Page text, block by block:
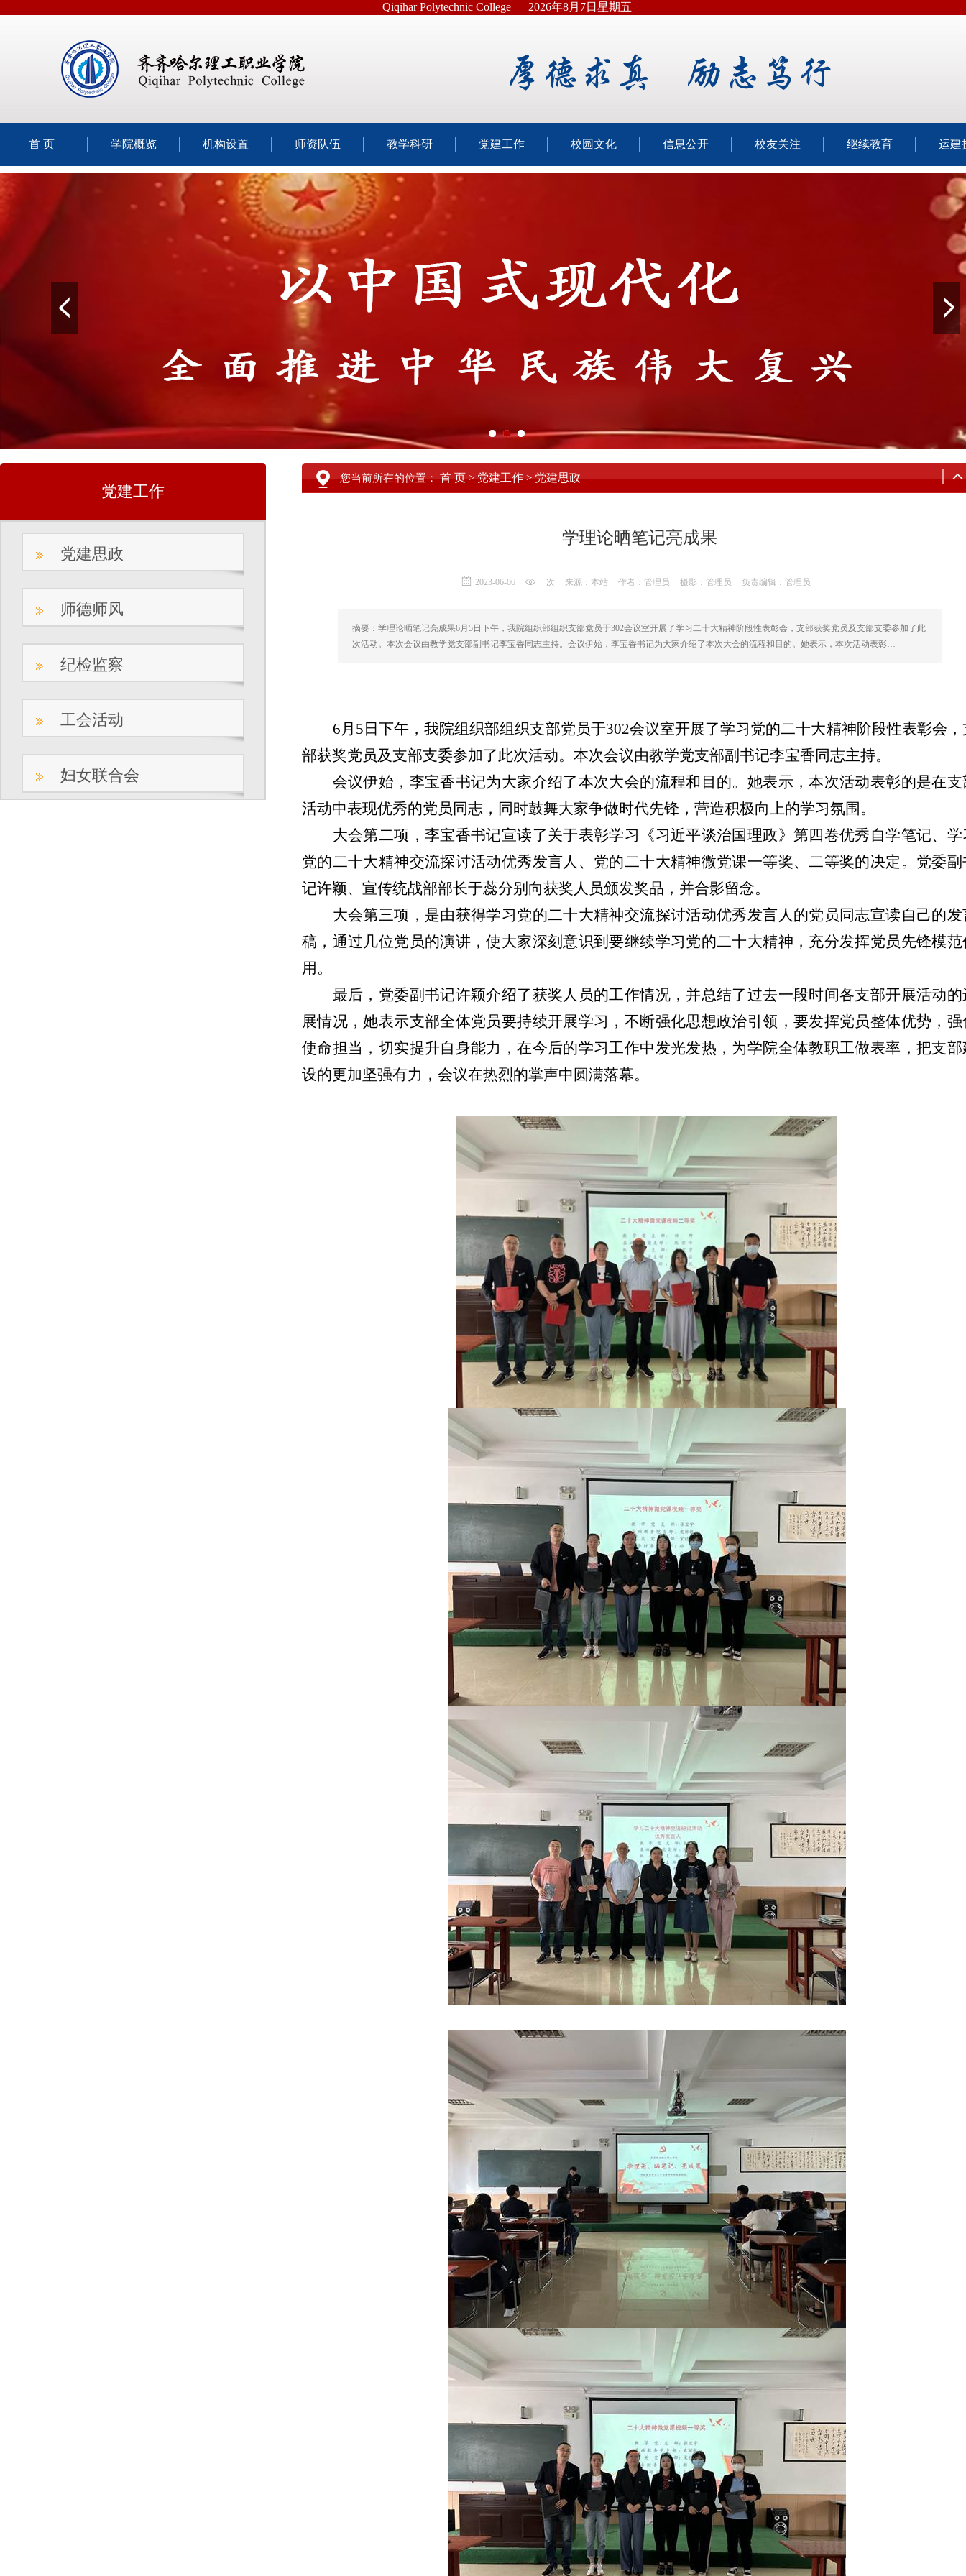
Qiqihar Polytechnic College 2026年8月7日星期五
首 页 学院概览 机构设置 师资队伍 教学科研 党建工作 校园文化 信息公开 校友关注 继续教育 运建
党建工作
党建思政
师德师风
纪检监察
工会活动
妇女联合会
您当前所在的位置：首 页>党建工作>党建思政
学理论晒笔记亮成果
2023-06-06 次 来源：本站 作者：管理员 摄影：管理员 负责编辑：管理员
摘要：学理论晒笔记亮成果6月5日下午，我院组织部组织支部党员于302会议室开展了学习二十大精神阶段性表彰会，支部获奖党员及支部支委参加了此
次活动。本次会议由教学党支部副书记李宝香同志主持。会议伊始，李宝香书记为大家介绍了本次大会的流程和目的。她表示，本次活动表彰…
6月 5 日下午，我院组织部组织支部党员于302会议室开展了学习党的二十大精神阶段性表彰会，
部获奖党员及支部支委参加了此次活动。本次会议由教学党支部副书记李宝香同志主持。
会议伊始，李宝香书记为大家介绍了本次大会的流程和目的。她表示，本次活动表彰的是在支
活动中表现优秀的党员同志，同时鼓舞大家争做时代先锋，营造积极向上的学习氛围。
大会第二项，李宝香书记宣读了关于表彰学习《习近平谈治国理政》第四卷优秀自学笔记、学
党的二十大精神交流探讨活动优秀发言人、党的二十大精神微党课一等奖、二等奖的决定。党委副
记许颖、宣传统战部部长于蕊分别向获奖人员颁发奖品，并合影留念。
大会第三项，是由获得学习党的二十大精神交流探讨活动优秀发言人的党员同志宣读自己的发
稿，通过几位党员的演讲，使大家深刻意识到要继续学习党的二十大精神，充分发挥党员先锋模范
用。
最后，党委副书记许颖介绍了获奖人员的工作情况，并总结了过去一段时间各支部开展活动的
展情况，她表示支部全体党员要持续开展学习，不断强化思想政治引领，要发挥党员整体优势，强
使命担当，切实提升自身能力，在今后的学习工作中发光发热，为学院全体教职工做表率，把支部
设的更加坚强有力，会议在热烈的掌声中圆满落幕。